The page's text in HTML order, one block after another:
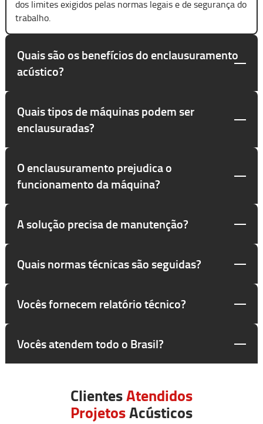
dos limites exigidos pelas normas legais e de segurança do
trabalho.
Quais são os benefícios do enclausuramento
acústico?
Quais tipos de máquinas podem ser
enclausuradas?
O enclausuramento prejudica o
funcionamento da máquina?
A solução precisa de manutenção?
Quais normas técnicas são seguidas?
Vocês fornecem relatório técnico?
Vocês atendem todo o Brasil?
ClientesAtendidos
ProjetosAcústicos